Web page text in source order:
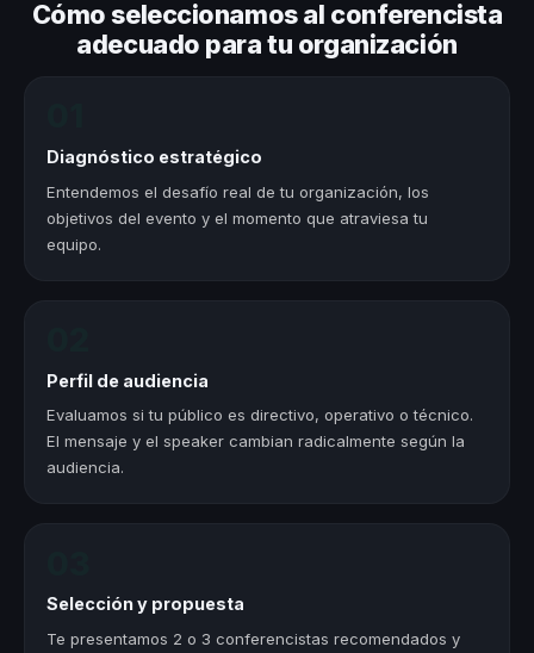
Cómo seleccionamos al conferencista
adecuado para tu organización
Diagnóstico estratégico
Entendemos el desafío real de tu organización, los
objetivos del evento y el momento que atraviesa tu
equipo.
Perfil de audiencia
Evaluamos si tu público es directivo, operativo o técnico.
El mensaje y el speaker cambian radicalmente según la
audiencia.
Selección y propuesta
Te presentamos 2 o 3 conferencistas recomendados y